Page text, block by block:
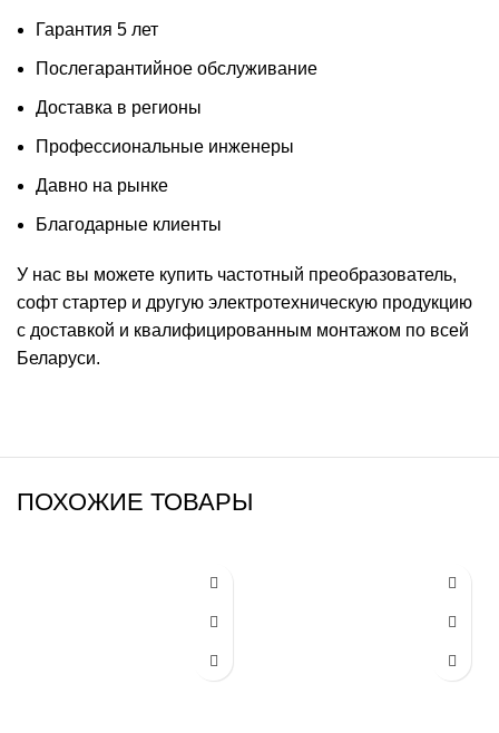
Гарантия 5 лет
Послегарантийное обслуживание
Доставка в регионы
Профессиональные инженеры
Давно на рынке
Благодарные клиенты
У нас вы можете купить частотный преобразователь,
софт стартер и другую электротехническую продукцию
с доставкой и квалифицированным монтажом по всей
Беларуси.
ПОХОЖИЕ ТОВАРЫ